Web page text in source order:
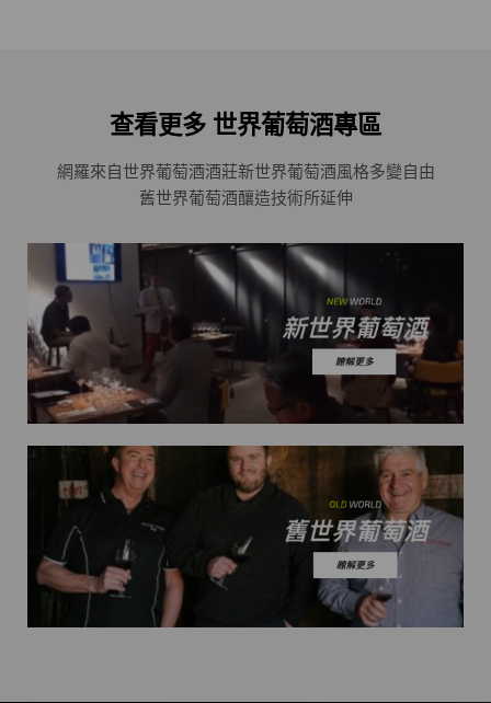
查看更多 世界葡萄酒專區
網羅來自世界葡萄酒酒莊新世界葡萄酒風格多變自由
舊世界葡萄酒釀造技術所延伸